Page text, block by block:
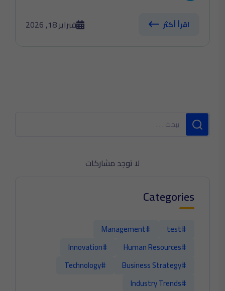
اقرأ أكثر فبراير 18, 2026
لا توجد مشاركات
Categories
#test
#Management
#Human Resources
#Innovation
#Business Strategy
#Technology
#Industry Trends